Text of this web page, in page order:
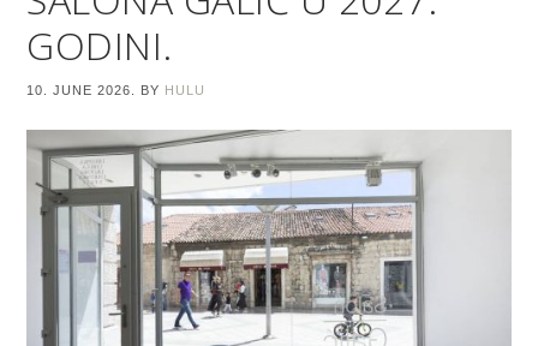
GODINI.
10. JUNE 2026. BY HULU